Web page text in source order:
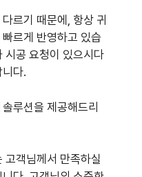
르기 때문에, 항상 귀
르게 반영하고 있습
시공 요청이 있으시다
다.
루션을 제공해드리
고객님께서 만족하실